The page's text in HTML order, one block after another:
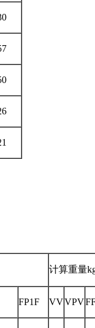
计算重量
FP1F VVVPV